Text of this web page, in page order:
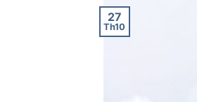
27
Th10